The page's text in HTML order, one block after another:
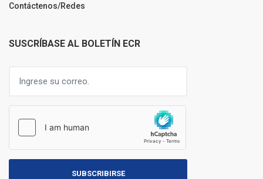
Contáctenos/Redes
SUSCRÍBASE AL BOLETÍN ECR
SUBSCRIBIRSE